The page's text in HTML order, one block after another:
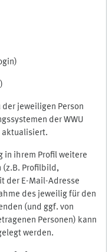
jeweiligen Person
der WWU
aktualisiert.
in ihrem Profil weitere
(z.B. Profilbild,
der E-Mail-Adresse
des jeweilig für den
(und ggf. von
Personen) kann
werden.